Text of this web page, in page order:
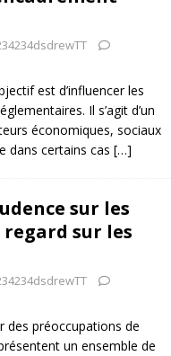
est d’influencer les
Il s’agit d’un
économiques, sociaux
dans certains cas […]
sur les
regard sur les
des préoccupations de
un ensemble de